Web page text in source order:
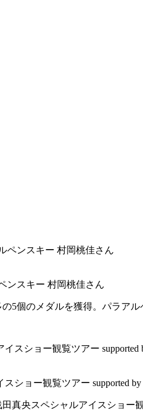
ンスキー 村岡桃佳さん
5個のメダルを獲得。パラアル
スショー観覧ツアー supported by
真央スペシャルアイスショー